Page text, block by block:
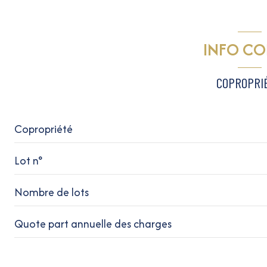
INFO
Copropriété
Lot n°
Nombre de lots
Quote part annuelle des charges